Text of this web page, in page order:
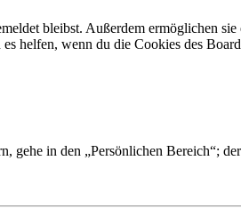
bleibst. Außerdem ermöglichen
helfen, wenn du die Cookies des
gehe in den „Persönlichen Bereich“;